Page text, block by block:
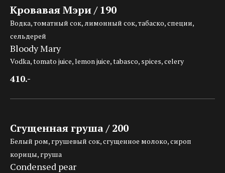
Кровавая Мэри / 190
Водка, томатный сок, лимонный сок, табаско, специи,
сельдерей
Bloody Mary
Vodka, tomato juice, lemon juice, tabasco, spices, celery
410.-
Сгущенная груша / 200
Белый ром, грушевый сок, сгущенное молоко, сироп
корицы, груша
Condensed pear